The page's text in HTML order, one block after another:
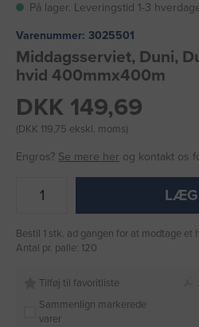
På lager. Leveringstid 1-3
Varenummer: 3025501
Middagsserviet, Duni,
hvid 400mmx400m
DKK 149,69
(DKK 119,75 ekskl. moms)
Engros? Se mere her og kontakt os
LÆG
Bestil 1 stk. ad gangen for at modtage et
Antal pr. palle: 120
Tilføj til favoritliste
Sammenlign markerede
varer